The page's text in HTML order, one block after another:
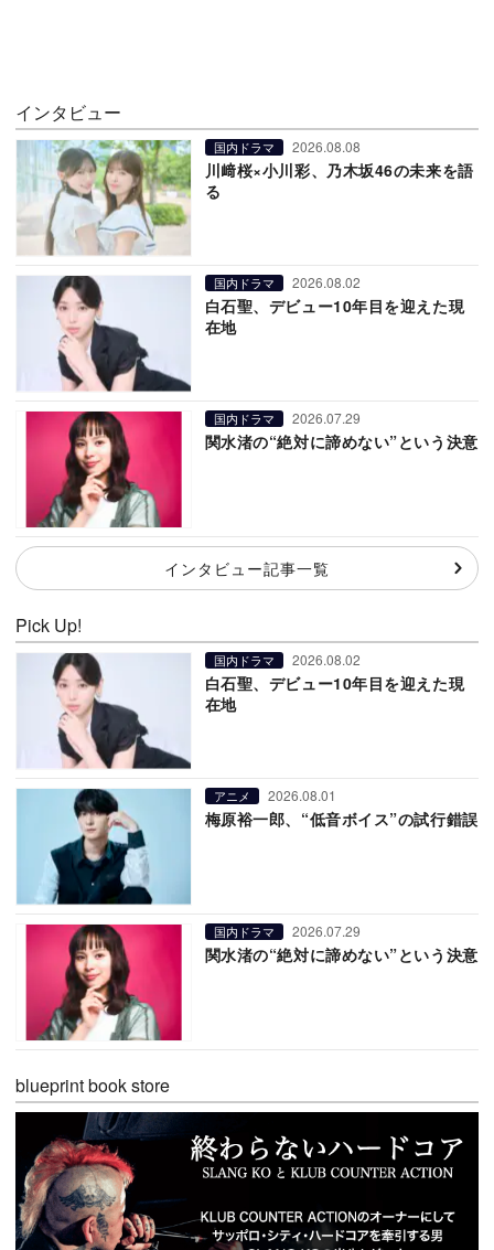
インタビュー
国内ドラマ 2026.08.08
川﨑桜×小川彩、乃木坂46の未来を語
る
国内ドラマ 2026.08.02
白石聖、デビュー10年目を迎えた現
在地
国内ドラマ 2026.07.29
関水渚の“絶対に諦めない”という決意
インタビュー記事一覧
Pick Up!
国内ドラマ 2026.08.02
白石聖、デビュー10年目を迎えた現
在地
アニメ 2026.08.01
梅原裕一郎、“低音ボイス”の試行錯誤
国内ドラマ 2026.07.29
関水渚の“絶対に諦めない”という決意
blueprint book store